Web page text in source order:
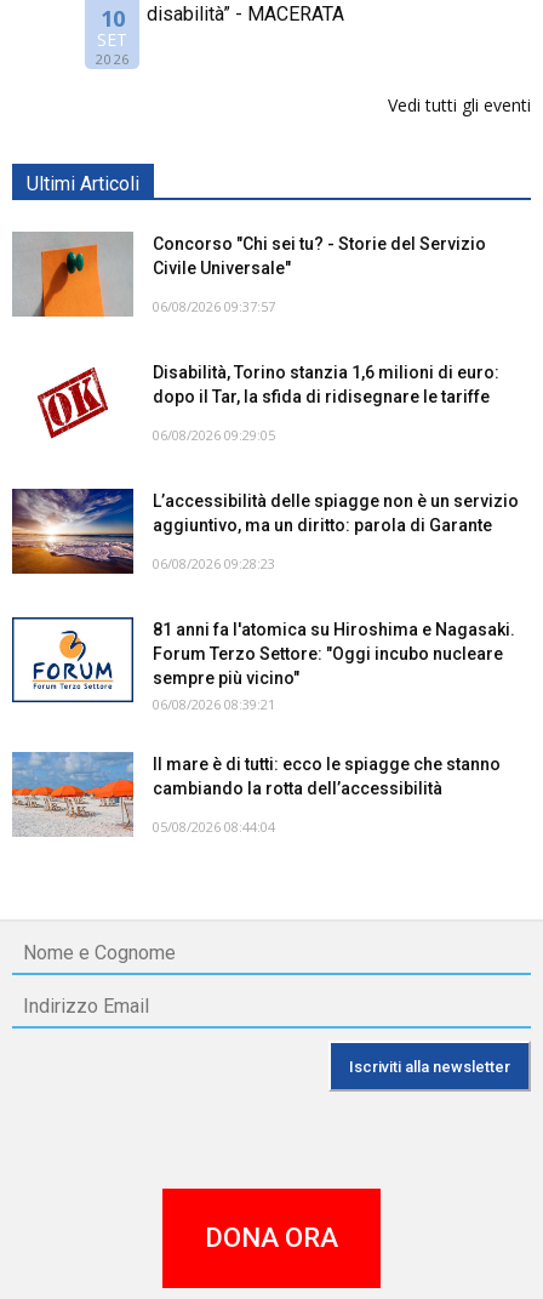
10
SET
2026
disabilità” - MACERATA
Vedi tutti gli eventi
Ultimi Articoli
Concorso "Chi sei tu? - Storie del Servizio
Civile Universale"
06/08/2026 09:37:57
Disabilità, Torino stanzia 1,6 milioni di euro:
dopo il Tar, la sfida di ridisegnare le tariffe
06/08/2026 09:29:05
L’accessibilità delle spiagge non è un servizio
aggiuntivo, ma un diritto: parola di Garante
06/08/2026 09:28:23
81 anni fa l'atomica su Hiroshima e Nagasaki.
Forum Terzo Settore: "Oggi incubo nucleare
sempre più vicino"
06/08/2026 08:39:21
Il mare è di tutti: ecco le spiagge che stanno
cambiando la rotta dell’accessibilità
05/08/2026 08:44:04
DONA ORA